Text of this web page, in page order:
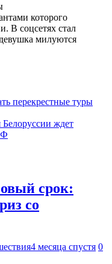
которого
В соцсетях стал
милуются
перекрестные туры
ждет
срок:
со
4 месяца спустя 0